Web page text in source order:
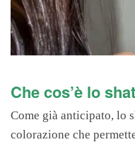
Che cos’è lo
Come già anticipato, lo
colorazione che